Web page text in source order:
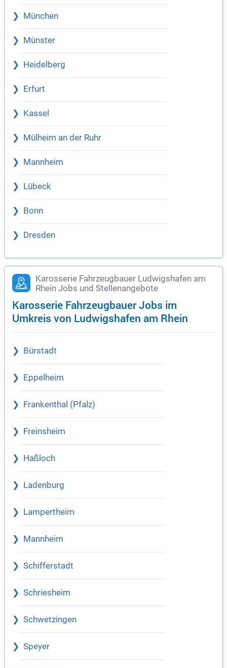
München
Münster
Heidelberg
Erfurt
Kassel
Mülheim an der Ruhr
Mannheim
Lübeck
Bonn
Dresden
Karosserie Fahrzeugbauer Ludwigshafen am
Rhein Jobs und Stellenangebote
Karosserie Fahrzeugbauer Jobs im
Umkreis von Ludwigshafen am Rhein
Bürstadt
Eppelheim
Frankenthal (Pfalz)
Freinsheim
Haßloch
Ladenburg
Lampertheim
Mannheim
Schifferstadt
Schriesheim
Schwetzingen
Speyer